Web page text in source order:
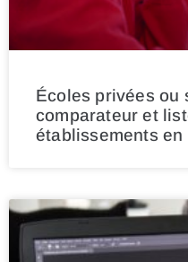
Écoles privées ou
comparateur et
établissements en